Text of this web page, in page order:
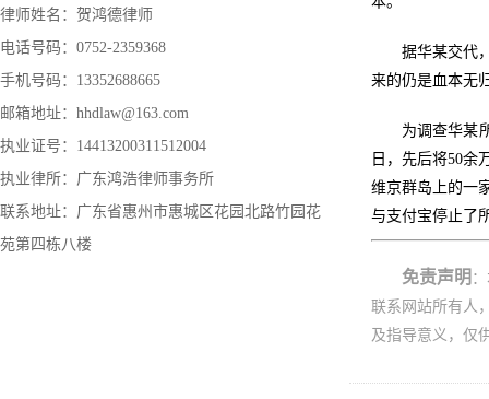
律师姓名：贺鸿德律师
电话号码：0752-2359368
手机号码：13352688665
邮箱地址：hhdlaw@163.com
执业证号：14413200311512004
执业律所：广东鸿浩律师事务所
联系地址：广东省惠州市惠城区花园北路竹园花
苑第四栋八楼
据华某交代
来的仍是血本无
为调查华某
日，先后将50余
维京群岛上的一
与支付宝停止了
免责声明
联系网站所有人
及指导意义，仅